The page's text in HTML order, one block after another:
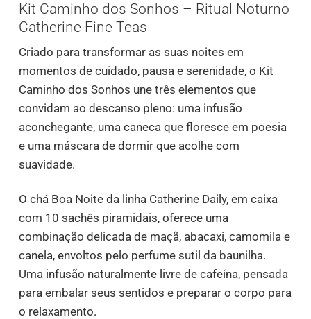
Kit Caminho dos Sonhos – Ritual Noturno
Catherine Fine Teas
Criado para transformar as suas noites em
momentos de cuidado, pausa e serenidade, o Kit
Caminho dos Sonhos une três elementos que
convidam ao descanso pleno: uma infusão
aconchegante, uma caneca que floresce em poesia
e uma máscara de dormir que acolhe com
suavidade.
O chá Boa Noite da linha Catherine Daily, em caixa
com 10 sachês piramidais, oferece uma
combinação delicada de maçã, abacaxi, camomila e
canela, envoltos pelo perfume sutil da baunilha.
Uma infusão naturalmente livre de cafeína, pensada
para embalar seus sentidos e preparar o corpo para
o relaxamento.